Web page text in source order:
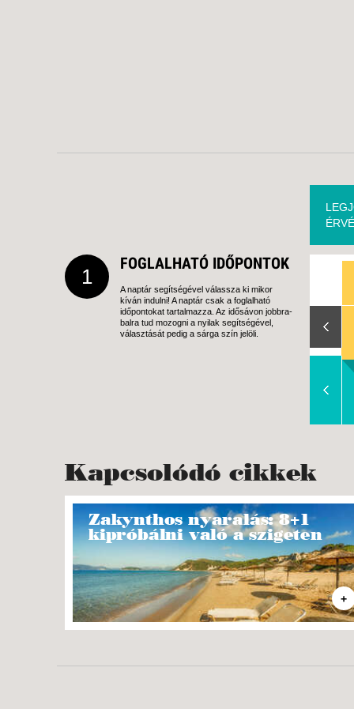
1
FOGLALHATÓ IDŐPONTOK
A naptár segítségével válassza ki mikor
kíván indulni! A naptár csak a foglalható
időpontokat tartalmazza. Az idősávon jobbra-
balra tud mozogni a nyilak segítségével,
választását pedig a sárga szín jelöli.
Slide Right
Kapcsolódó cikkek
Zakynthos nyaralás: 8+1
kipróbálni való a szigeten
+